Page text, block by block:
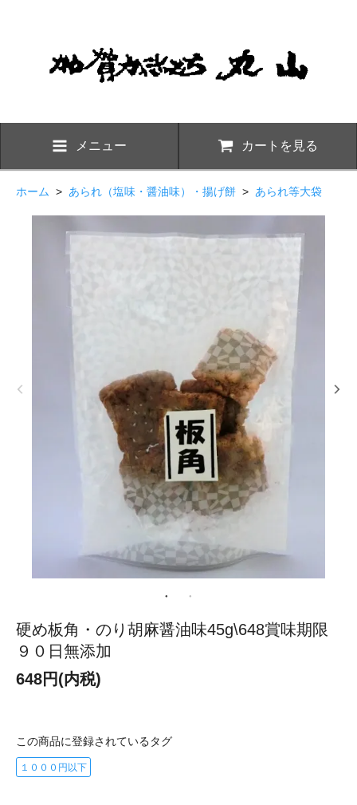
メニュー カートを見る
ホーム > あられ（塩味・醤油味）・揚げ餅 > あられ等大袋
硬め板角・のり胡麻醤油味45g\648賞味期限
９０日無添加
648円(内税)
この商品に登録されているタグ
１０００円以下